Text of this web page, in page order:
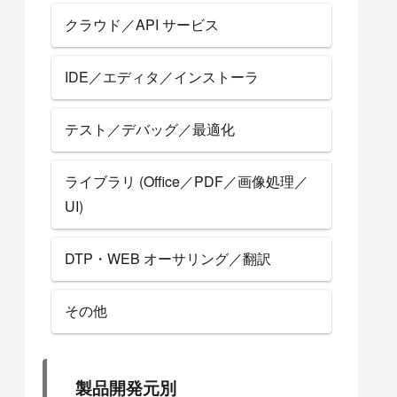
クラウド／API サービス
IDE／エディタ／インストーラ
テスト／デバッグ／最適化
ライブラリ (Office／PDF／画像処理／
UI)
DTP・WEB オーサリング／翻訳
その他
製品開発元別